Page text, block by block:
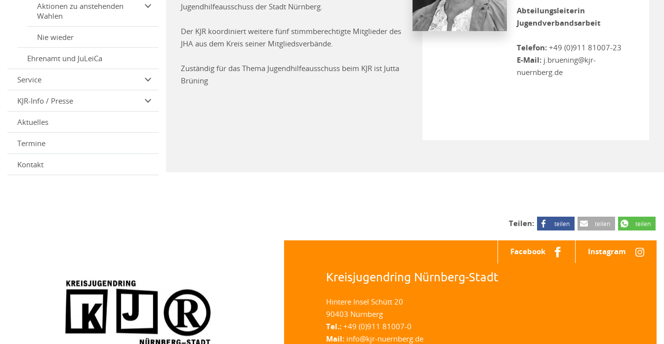
Aktionen zu anstehenden
Wahlen
Nie wieder
Ehrenamt und JuLeiCa
Service
KJR-Info / Presse
Aktuelles
Termine
Kontakt
Jugendhilfeausschuss der Stadt Nürnberg.
Der KJR koordiniert weitere fünf stimmberechtigte Mitglieder des
JHA aus dem Kreis seiner Mitgliedsverbände.
Zuständig für das Thema Jugendhilfeausschuss beim KJR ist Jutta
Brüning
Abteilungsleiterin
Jugendverbandsarbeit
Telefon: +49 (0)911 81007-23
E-Mail: j.bruening@kjr-
nuernberg.de
Teilen: teilen teilen teilen
Facebook Instagram
Kreisjugendring Nürnberg-Stadt
Hintere Insel Schütt 20
90403 Nürnberg
Tel.: +49 (0)911 81007-0
Mail: info@kjr-nuernberg.de